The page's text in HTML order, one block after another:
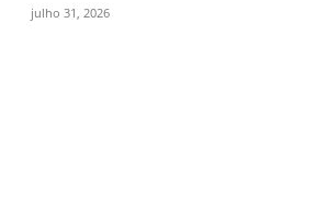
julho 31, 2026